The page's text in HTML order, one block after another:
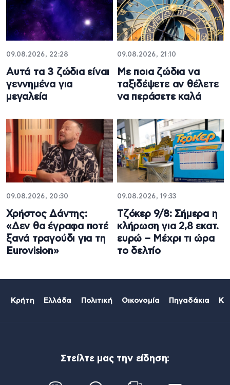
09.08.2026, 22:28
Αυτά τα 3 ζώδια είναι
γεννημένα για
μεγαλεία
09.08.2026, 21:10
Με ποια ζώδια να
ταξιδέψετε αν θέλετε
να περάσετε καλά
09.08.2026, 20:30
Χρήστος Δάντης:
«Δεν θα έγραφα ποτέ
ξανά τραγούδι για τη
Eurovision»
09.08.2026, 19:33
Τζόκερ 9/8: Σήμερα η
κλήρωση για 2,8 εκατ.
ευρώ – Μέχρι τι ώρα
το δελτίο
Κρήτη Ελλάδα Πολιτική Οικονομία Πηγαδάκια
Στείλτε μας την είδηση: